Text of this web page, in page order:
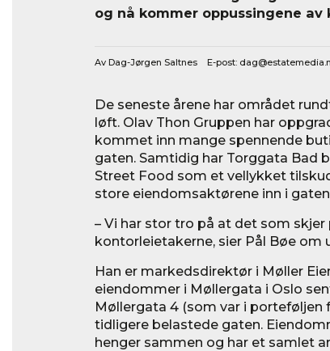
og nå kommer oppussingene
Av Dag-Jørgen Saltnes E-post:
De seneste årene har området
løft. Olav Thon Gruppen har
kommet inn mange spennende
gaten. Samtidig har Torggata Bad
Street Food som et vellykket
store eiendomsaktørene inn i
– Vi har stor tro på at det som
kontorleietakerne, sier Pål Bøe om
Han er markedsdirektør i Møller
eiendommer i Møllergata i Oslo
Møllergata 4 (som var i porteføljen
tidligere belastede gaten.
henger sammen og har et samlet